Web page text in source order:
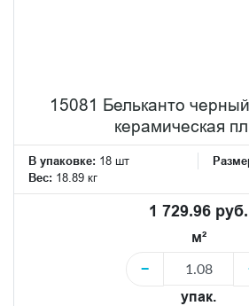
15081 Бельканто
керамическая
В упаковке: 18 шт
Вес: 18.89 кг
1 729.96 руб.
м²
−
упак.